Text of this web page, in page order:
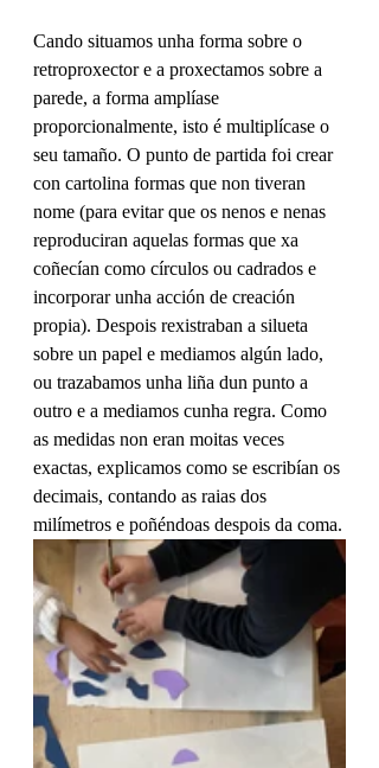
Cando situamos unha forma sobre o
retroproxector e a proxectamos sobre a
parede, a forma amplíase
proporcionalmente, isto é multiplícase o
seu tamaño. O punto de partida foi crear
con cartolina formas que non tiveran
nome (para evitar que os nenos e nenas
reproduciran aquelas formas que xa
coñecían como círculos ou cadrados e
incorporar unha acción de creación
propia). Despois rexistraban a silueta
sobre un papel e mediamos algún lado,
ou trazabamos unha liña dun punto a
outro e a mediamos cunha regra. Como
as medidas non eran moitas veces
exactas, explicamos como se escribían os
decimais, contando as raias dos
milímetros e poñéndoas despois da coma.